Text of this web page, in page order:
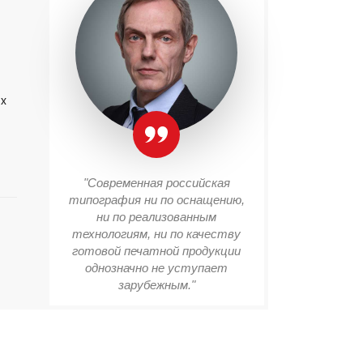
"Современная российская
типография ни по оснащению,
ни по реализованным
технологиям, ни по качеству
готовой печатной продукции
однозначно не уступает
зарубежным."